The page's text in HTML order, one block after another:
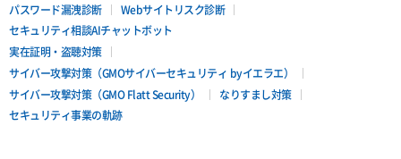
パスワード漏洩診断
Webサイトリスク診断
セキュリティ相談AIチャットボット
実在証明・盗聴対策
サイバー攻撃対策（GMOサイバーセキュリティ byイエラエ）
サイバー攻撃対策（GMO Flatt Security）
なりすまし対策
セキュリティ事業の軌跡